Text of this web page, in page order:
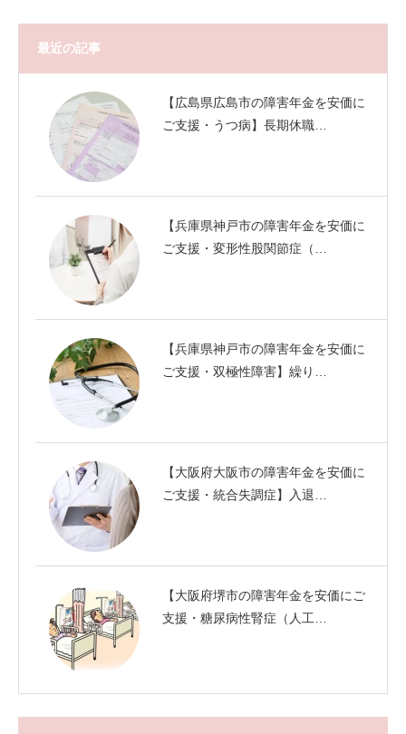
最近の記事
【広島県広島市の障害年金を安価に
ご支援・うつ病】長期休職…
【兵庫県神戸市の障害年金を安価に
ご支援・変形性股関節症（…
【兵庫県神戸市の障害年金を安価に
ご支援・双極性障害】繰り…
【大阪府大阪市の障害年金を安価に
ご支援・統合失調症】入退…
【大阪府堺市の障害年金を安価にご
支援・糖尿病性腎症（人工…